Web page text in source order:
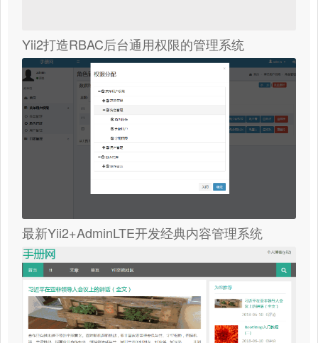
Yii2打造RBAC后台通用权限的管理系统
最新Yii2+AdminLTE开发经典内容管理系统